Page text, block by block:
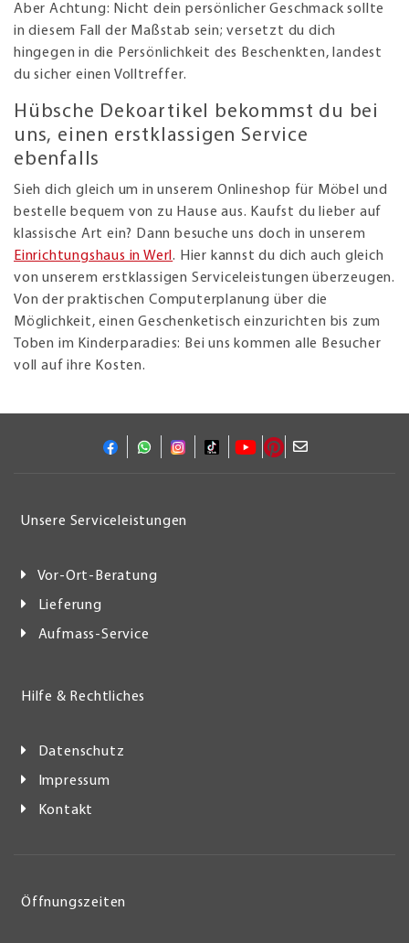
Aber Achtung: Nicht dein persönlicher Geschmack sollte
in diesem Fall der Maßstab sein; versetzt du dich
hingegen in die Persönlichkeit des Beschenkten, landest
du sicher einen Volltreffer.
Hübsche Dekoartikel bekommst du bei
uns, einen erstklassigen Service
ebenfalls
Sieh dich gleich um in unserem Onlineshop für Möbel und
bestelle bequem von zu Hause aus. Kaufst du lieber auf
klassische Art ein? Dann besuche uns doch in unserem
Einrichtungshaus in Werl. Hier kannst du dich auch gleich
von unserem erstklassigen Serviceleistungen überzeugen.
Von der praktischen Computerplanung über die
Möglichkeit, einen Geschenketisch einzurichten bis zum
Toben im Kinderparadies: Bei uns kommen alle Besucher
voll auf ihre Kosten.
Unsere Serviceleistungen
Vor-Ort-Beratung
Lieferung
Aufmass-Service
Hilfe & Rechtliches
Datenschutz
Impressum
Kontakt
Öffnungszeiten